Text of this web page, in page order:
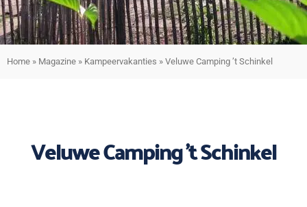
Home » Magazine » Kampeervakanties » Veluwe Camping ’t Schinkel
Veluwe Camping ’t Schinkel